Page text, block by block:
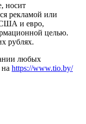
носит
рекламой или
США и евро,
целью.
рублях.
любых
https://www.tio.by/